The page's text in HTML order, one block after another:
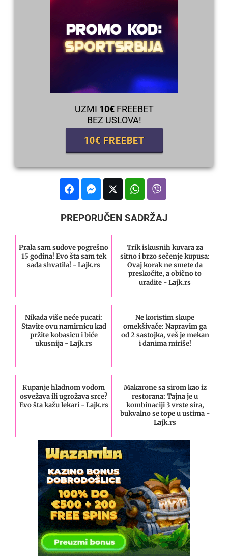
UZMI 10€FREEBET
BEZ USLOVA!
10€ FREEBET
PREPORUČEN SADRŽAJ
Prala sam sudove pogrešno
15 godina! Evo šta sam tek
sada shvatila! - Lajk.rs
Trik iskusnih kuvara za
sitno i brzo sečenje kupusa:
Ovaj korak ne smete da
preskočite, a obično to
uradite - Lajk.rs
Nikada više neće pucati:
Stavite ovu namirnicu kad
pržite kobasicu i biće
ukusnija - Lajk.rs
Ne koristim skupe
omekšivače: Napravim ga
od 2 sastojka, veš je mekan
i danima miriše!
Kupanje hladnom vodom
osvežava ili ugrožava srce?
Evo šta kažu lekari - Lajk.rs
Makarone sa sirom kao iz
restorana: Tajna je u
kombinaciji 3 vrste sira,
bukvalno se tope u ustima -
Lajk.rs